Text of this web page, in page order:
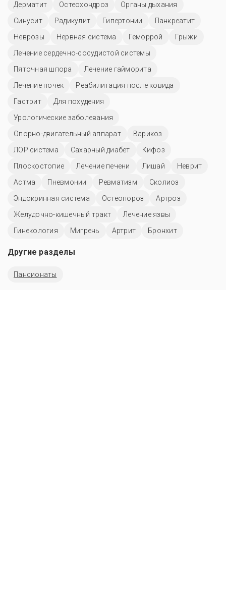
Дерматит
Остеохондроз
Органы дыхания
Синусит
Радикулит Гипертонии
Панкреатит
Неврозы
Нервная система Геморрой
Грыжи
Лечение сердечно-сосудистой системы
Пяточная шпора
Лечение гайморита
Лечение почек
Реабилитация после ковида
Гастрит
Для похудения
Урологические заболевания
Опорно-двигательный аппарат
Варикоз
ЛОР система
Сахарный диабет
Кифоз
Плоскостопие
Лечение печени Лишай
Неврит
Астма
Пневмонии Ревматизм
Сколиоз
Эндокринная система
Остеопороз
Артроз
Желудочно-кишечный тракт
Лечение язвы
Гинекология
Мигрень Артрит Бронхит
Другие разделы
Пансионаты